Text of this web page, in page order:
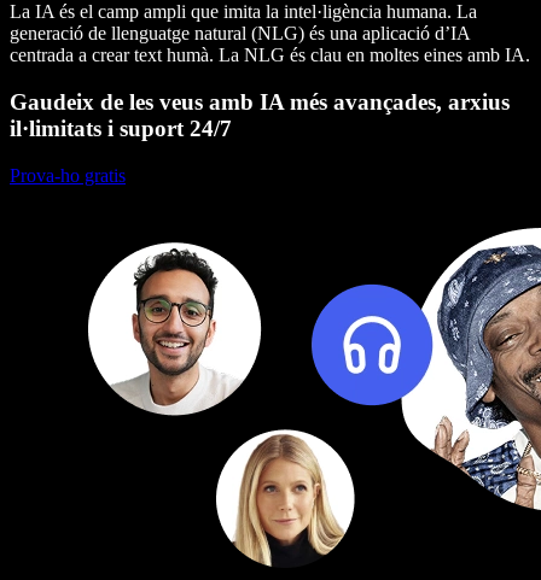
La IA és el camp ampli que imita la intel·ligència humana. La
generació de llenguatge natural (NLG) és una aplicació d’IA
centrada a crear text humà. La NLG és clau en moltes eines amb IA.
Gaudeix de les veus amb IA més avançades, arxius
il·limitats i suport 24/7
Prova-ho gratis